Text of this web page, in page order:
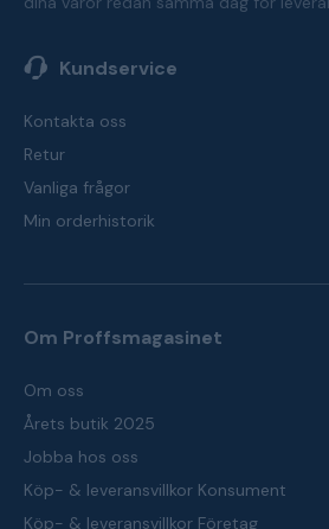
Kundservice
Kontakta oss
Retur
Vanliga frågor
Min orderhistorik
Om Proffsmagasinet
Om oss
Årets butik 2025
Jobba hos oss
Köp- & leveransvillkor Konsument
Köp- & leveransvillkor Företag